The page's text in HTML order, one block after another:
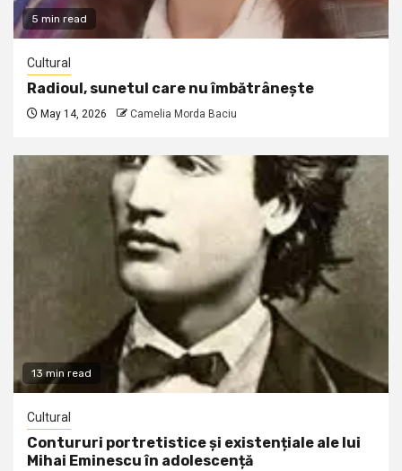
5 min read
Cultural
Radioul, sunetul care nu îmbătrânește
May 14, 2026 Camelia Morda Baciu
13 min read
Cultural
Contururi portretistice și existențiale ale lui
Mihai Eminescu în adolescență